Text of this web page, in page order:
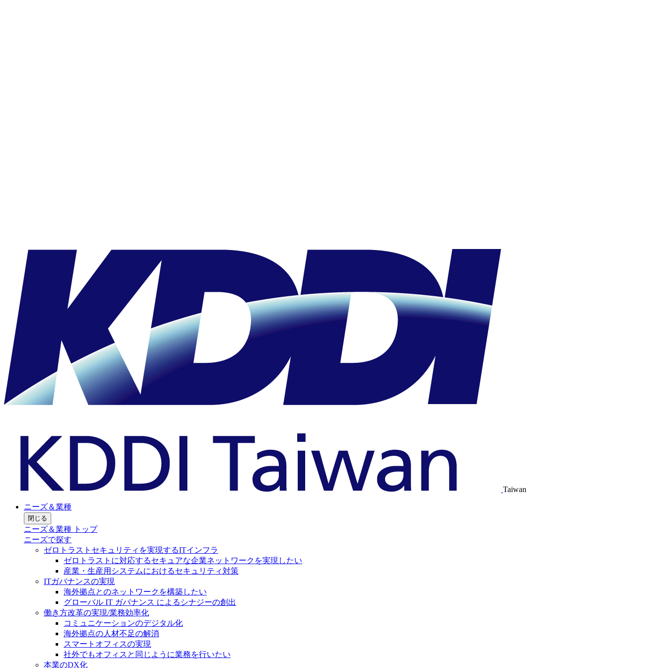
Taiwan
ニーズ＆業種
閉じる
ニーズ＆業種 トップ
ニーズで探す
ゼロトラストセキュリティを実現するITインフラ
ゼロトラストに対応するセキュアな企業ネットワークを実現したい
産業・生産用システムにおけるセキュリティ対策
ITガバナンスの実現
海外拠点とのネットワークを構築したい
グローバル IT ガバナンス によるシナジーの創出
働き方改革の実現/業務効率化
コミュニケーションのデジタル化
海外拠点の人材不足の解消
スマートオフィスの実現
社外でもオフィスと同じように業務を行いたい
本業のDX化